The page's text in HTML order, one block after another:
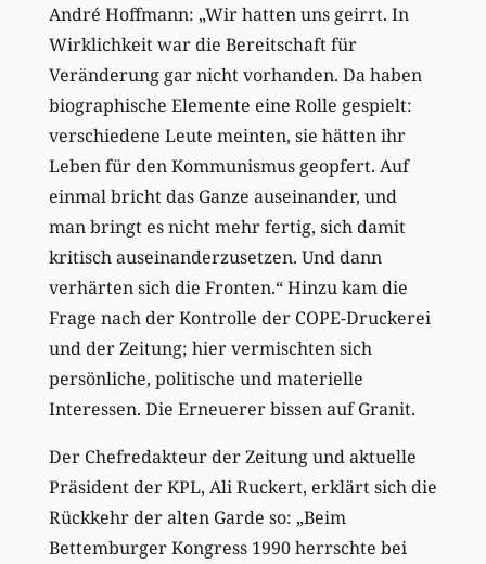
André Hoffmann: „Wir hatten uns geirrt. In
Wirklichkeit war die Bereitschaft für
Veränderung gar nicht vorhanden. Da haben
biographische Elemente eine Rolle gespielt:
verschiedene Leute meinten, sie hätten ihr
Leben für den Kommunismus geopfert. Auf
einmal bricht das Ganze auseinander, und
man bringt es nicht mehr fertig, sich damit
kritisch auseinanderzusetzen. Und dann
verhärten sich die Fronten.“ Hinzu kam die
Frage nach der Kontrolle der COPE-Druckerei
und der Zeitung; hier vermischten sich
persönliche, politische und materielle
Interessen. Die Erneuerer bissen auf Granit.
Der Chefredakteur der Zeitung und aktuelle
Präsident der KPL, Ali Ruckert, erklärt sich die
Rückkehr der alten Garde so: „Beim
Bettemburger Kongress 1990 herrschte bei